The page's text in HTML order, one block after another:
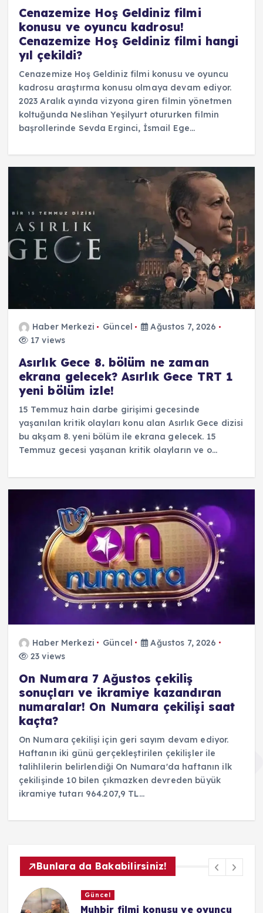
Cenazemize Hoş Geldiniz filmi
konusu ve oyuncu kadrosu!
Cenazemize Hoş Geldiniz filmi hangi
yıl çekildi?
Cenazemize Hoş Geldiniz filmi konusu ve oyuncu
kadrosu araştırma konusu olmaya devam ediyor.
2023 Aralık ayında vizyona giren filmin yönetmen
koltuğunda Neslihan Yeşilyurt otururken filmin
başrollerinde Sevda Erginci, İsmail Ege…
Haber Merkezi Güncel
Ağustos 7, 2026
17 views
Asırlık Gece 8. bölüm ne zaman
ekrana gelecek? Asırlık Gece TRT 1
yeni bölüm izle!
15 Temmuz hain darbe girişimi gecesinde
yaşanılan kritik olayları konu alan Asırlık Gece dizisi
bu akşam 8. yeni bölüm ile ekrana gelecek. 15
Temmuz gecesi yaşanan kritik olayların ve o…
Haber Merkezi Güncel
Ağustos 7, 2026
23 views
On Numara 7 Ağustos çekiliş
sonuçları ve ikramiye kazandıran
numaralar! On Numara çekilişi saat
kaçta?
On Numara çekilişi için geri sayım devam ediyor.
Haftanın iki günü gerçekleştirilen çekilişler ile
talihlilerin belirlendiği On Numara'da haftanın ilk
çekilişinde 10 bilen çıkmazken devreden büyük
ikramiye tutarı 964.207,9 TL…
Bunlara da Bakabilirsiniz!
Güncel
Cenazemize Hoş Geldiniz filmi